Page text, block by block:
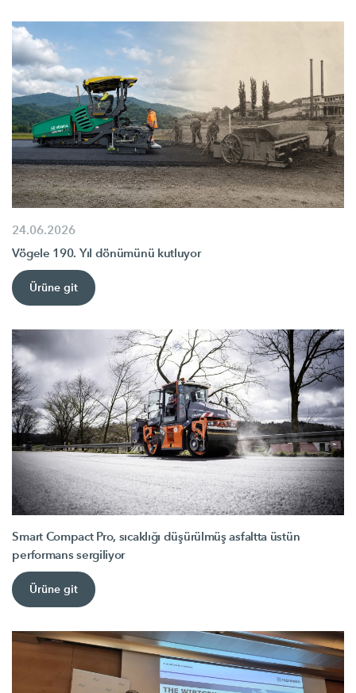
24.06.2026
Vögele 190. Yıl dönümünü kutluyor
Ürüne git
Smart Compact Pro, sıcaklığı düşürülmüş asfaltta üstün
performans sergiliyor
Ürüne git